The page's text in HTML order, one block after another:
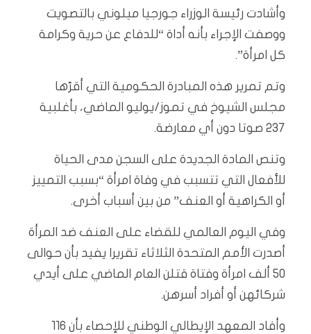
وأشادت رئيسة الوزراء جورجيا ميلوني بالتصويت
ووصفت الإجراء بأنه أداة “للدفاع عن حرية وكرامة
كل امرأة”.
وتم تمرير هذه المبادرة الحكومية التي أقرّها
مجلس الشيوخ في تموز/يوليو الماضي، بأغلبية
237 صوتا دون أي معارضة.
وتنص المادة الجديدة على السجن مدى الحياة
للأفعال التي تتسبب في وفاة امرأة “بسبب التمييز
أو الكراهية أو العنف” من بين أسباب أخرى.
وفي اليوم العالمي للقضاء على العنف ضد المرأة
أصدرت الأمم المتحدة الثلاثاء تقريرا يفيد بأن حوالى
50 ألف امرأة وفتاة قتلن العام الماضي على أيدي
شركائهن أو أفراد أسرهن.
وأفاد المعهد الإيطالي الوطني للإحصاء بأن 116